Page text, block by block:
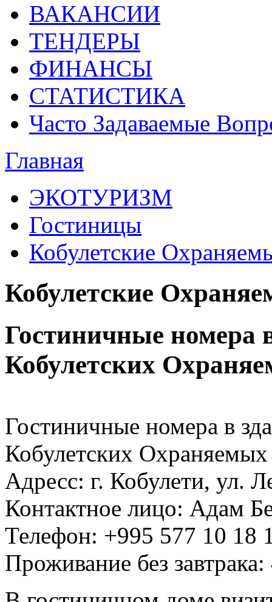
ВАКАНСИИ
ТЕНДЕРЫ
ФИНАНСЫ
СТАТИСТИКА
Часто Задаваемые
Главная
ЭКОТУРИЗМ
Гостиницы
Кобулетские
Кобулетские
Гостиничные номера
Кобулетских
Гостиничные номера в
Кобулетских
Адресс: г. Кобулети, ул.
Контактное лицо: Адам
Телефон: +995 577 10 18
Проживание без